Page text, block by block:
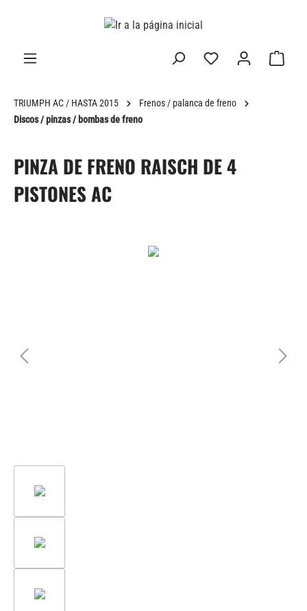
TRIUMPH AC / HASTA 2015
Frenos / palanca de freno
Discos / pinzas / bombas de freno
PINZA DE FRENO RAISCH DE 4
PISTONES AC